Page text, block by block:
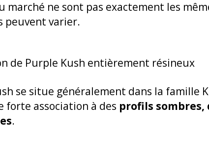
marché ne sont pas exactement les
peuvent varier.
se situe généralement dans la famille
forte association à des profils sombres,
.